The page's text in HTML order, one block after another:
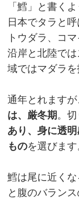
「鱈」と書く
日本でタラと
トウダラ、コ
沿岸と北陸で
域ではマダラを
通年とれますが
は、厳冬期 。切
あり、身に透
ものを選びます
鱈は尾に近く
と腹のバラン